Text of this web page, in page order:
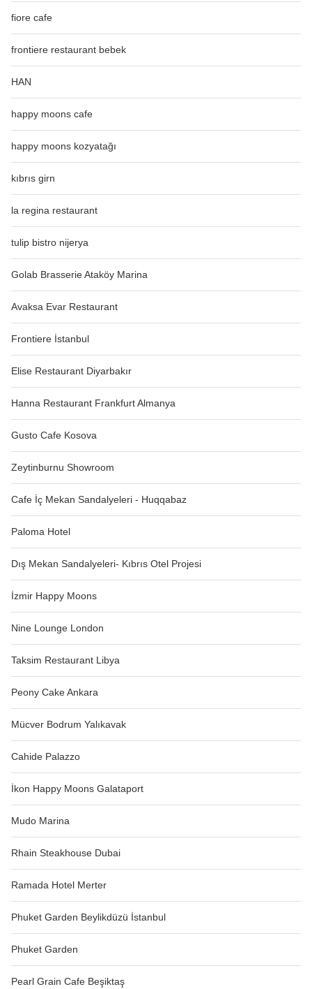
fiore cafe
frontiere restaurant bebek
HAN
happy moons cafe
happy moons kozyatağı
kıbrıs girn
la regina restaurant
tulip bistro nijerya
Golab Brasserie Ataköy Marina
Avaksa Evar Restaurant
Frontiere İstanbul
Elise Restaurant Diyarbakır
Hanna Restaurant Frankfurt Almanya
Gusto Cafe Kosova
Zeytinburnu Showroom
Cafe İç Mekan Sandalyeleri - Huqqabaz
Paloma Hotel
Dış Mekan Sandalyeleri- Kıbrıs Otel Projesi
İzmir Happy Moons
Nine Lounge London
Taksim Restaurant Libya
Peony Cake Ankara
Mücver Bodrum Yalıkavak
Cahide Palazzo
İkon Happy Moons Galataport
Mudo Marina
Rhain Steakhouse Dubai
Ramada Hotel Merter
Phuket Garden Beylikdüzü İstanbul
Phuket Garden
Pearl Grain Cafe Beşiktaş